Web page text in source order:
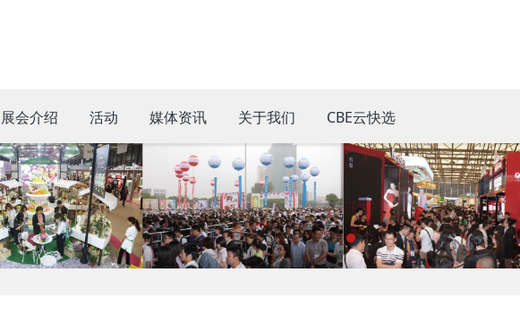
展会介绍 活动 媒体资讯 关于我们 CBE云快选